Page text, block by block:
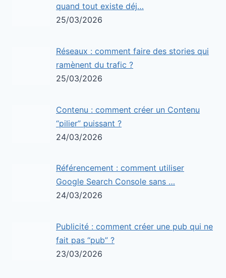
quand tout existe déj…
25/03/2026
Réseaux : comment faire des stories qui
ramènent du trafic ?
25/03/2026
Contenu : comment créer un Contenu
“pilier” puissant ?
24/03/2026
Référencement : comment utiliser
Google Search Console sans …
24/03/2026
Publicité : comment créer une pub qui ne
fait pas “pub” ?
23/03/2026